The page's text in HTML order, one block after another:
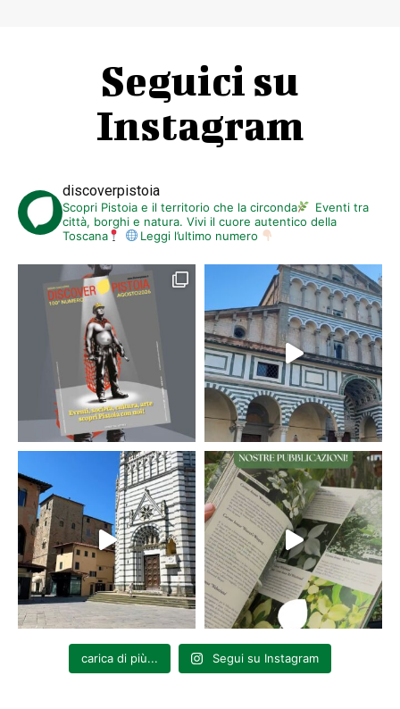
Seguici su
Instagram
discoverpistoia
Scopri Pistoia e il territorio che la circonda
Eventi tra
città, borghi e natura. Vivi il cuore autentico della
Toscana
Leggi l’ultimo numero
carica di più... Segui su Instagram